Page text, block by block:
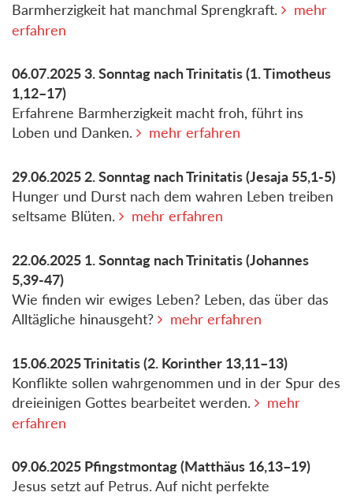
Barmherzigkeit hat manchmal Sprengkraft.
mehr
erfahren
06.07.20253. Sonntag nach Trinitatis(1. Timotheus
1,12–17)
Erfahrene Barmherzigkeit macht froh, führt ins
Loben und Danken.
mehr erfahren
29.06.20252. Sonntag nach Trinitatis(Jesaja 55,1-5)
Hunger und Durst nach dem wahren Leben treiben
seltsame Blüten.
mehr erfahren
22.06.2025 1. Sonntag nach Trinitatis(Johannes
5,39-47)
Wie finden wir ewiges Leben? Leben, das über das
Alltägliche hinausgeht?
mehr erfahren
15.06.2025Trinitatis(2. Korinther 13,11–13)
Konflikte sollen wahrgenommen und in der Spur des
dreieinigen Gottes bearbeitet werden.
mehr
erfahren
09.06.2025 Pfingstmontag(Matthäus 16,13–19)
Jesus setzt auf Petrus. Auf nicht perfekte